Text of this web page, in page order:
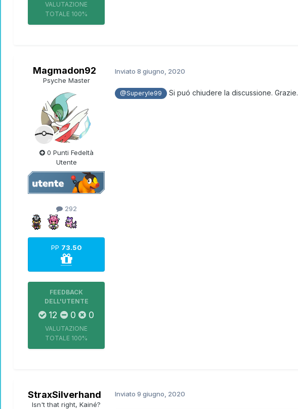
VALUTAZIONE
TOTALE 100%
Magmadon92
Psyche Master
0 Punti Fedeltà
Utente
292
PP 73.50
FEEDBACK
DELL'UTENTE
12 0 0
VALUTAZIONE
TOTALE 100%
Inviato 8 giugno, 2020
@Superyle99 Si puó chiudere la discussione. Grazie.
StraxSilverhand
Isn't that right, Kainé?
Inviato 9 giugno, 2020